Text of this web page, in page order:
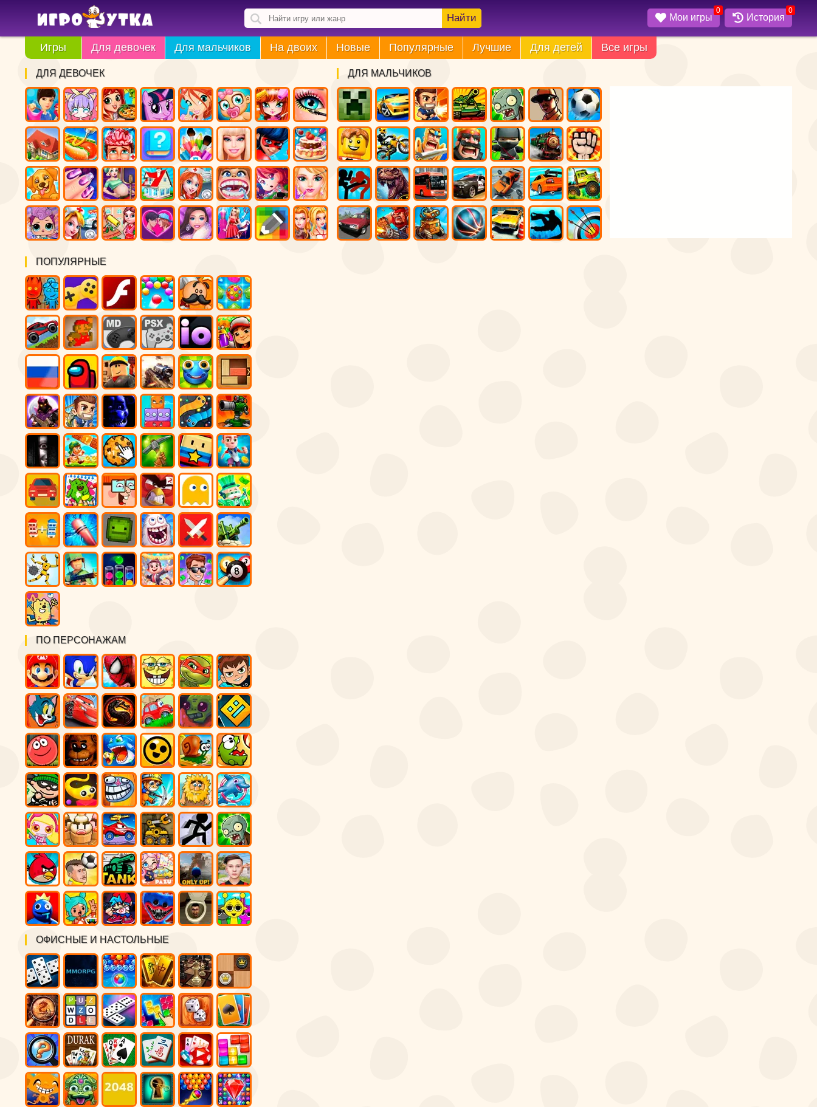
Найти Мои игры
0
История
0
Игры Для девочек Для мальчиков На двоих Новые Популярные Лучшие Для детей Все игры
ДЛЯ МАЛЬЧИКОВ
ДЛЯ ДЕВОЧЕК
ПОПУЛЯРНЫЕ
ПО ПЕРСОНАЖАМ
ОФИСНЫЕ И НАСТОЛЬНЫЕ